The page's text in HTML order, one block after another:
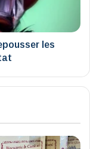
les